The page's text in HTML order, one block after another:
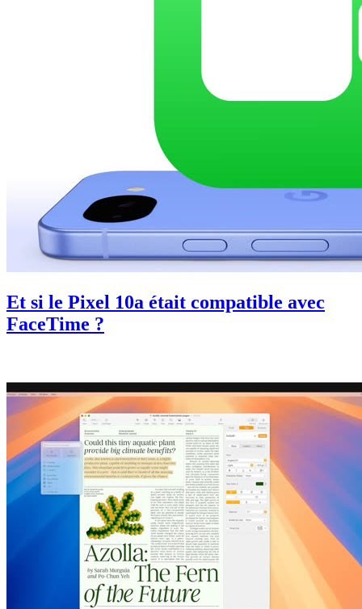
Et si le Pixel 10a était compatible avec
FaceTime ?